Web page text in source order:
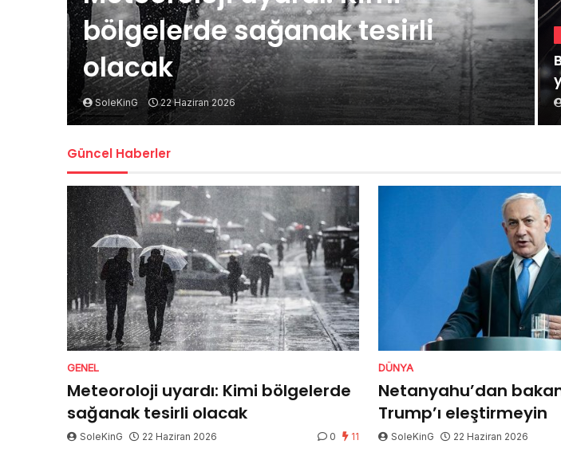
bölgelerde sağanak tesirli
olacak
SoleKinG 22 Haziran 2026
Güncel Haberler
GENEL
Meteoroloji uyardı: Kimi bölgelerde
sağanak tesirli olacak
SoleKinG 22 Haziran 2026 0 11
DÜNYA
Netanyahu’dan
Trump’ı eleştirmeyin
SoleKinG 22 Haziran 2026